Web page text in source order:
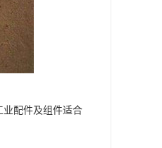
业配件及组件适合